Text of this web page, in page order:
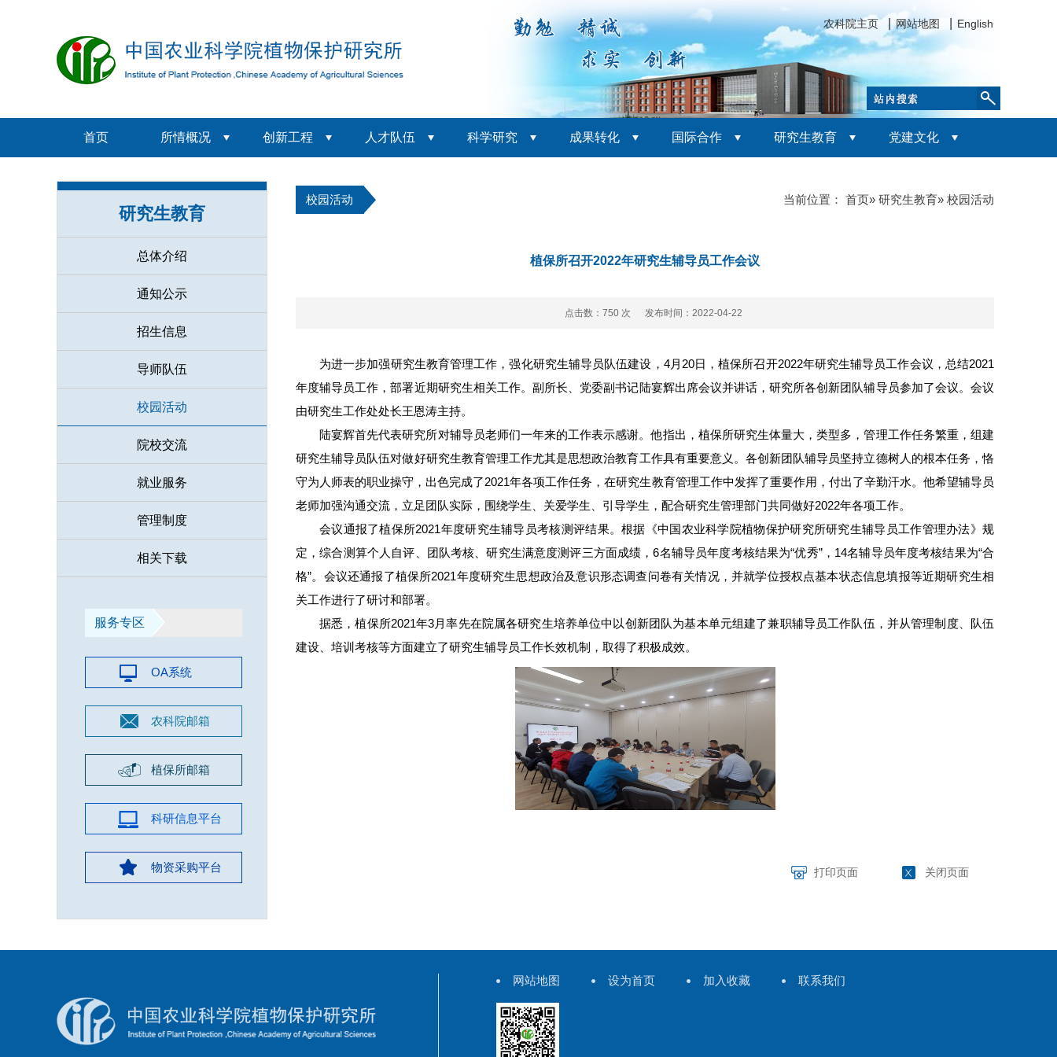
农科院主页 网站地图 English
首页 所情概况 创新工程 人才队伍 科学研究 成果转化 国际合作 研究生教育 党建文化
研究生教育
总体介绍
通知公示
招生信息
导师队伍
校园活动
院校交流
就业服务
管理制度
相关下载
服务专区
OA系统
农科院邮箱
植保所邮箱
科研信息平台
物资采购平台
校园活动 当前位置： 首页» 研究生教育» 校园活动
植保所召开2022年研究生辅导员工作会议
点击数： 750 次 发布时间：2022-04-22
为进一步加强研究生教育管理工作，强化研究生辅导员队伍建设，4月20日，植保所召开2022年研究生辅导员工作会议，总结2021
年度辅导员工作，部署近期研究生相关工作。副所长、党委副书记陆宴辉出席会议并讲话，研究所各创新团队辅导员参加了会议。会议
由研究生工作处处长王恩涛主持。
陆宴辉首先代表研究所对辅导员老师们一年来的工作表示感谢。他指出，植保所研究生体量大，类型多，管理工作任务繁重，组建
研究生辅导员队伍对做好研究生教育管理工作尤其是思想政治教育工作具有重要意义。各创新团队辅导员坚持立德树人的根本任务，恪
守为人师表的职业操守，出色完成了2021年各项工作任务，在研究生教育管理工作中发挥了重要作用，付出了辛勤汗水。他希望辅导员
老师加强沟通交流，立足团队实际，围绕学生、关爱学生、引导学生，配合研究生管理部门共同做好2022年各项工作。
会议通报了植保所2021年度研究生辅导员考核测评结果。根据《中国农业科学院植物保护研究所研究生辅导员工作管理办法》规
定，综合测算个人自评、团队考核、研究生满意度测评三方面成绩，6名辅导员年度考核结果为“优秀”，14名辅导员年度考核结果为“合
格”。会议还通报了植保所2021年度研究生思想政治及意识形态调查问卷有关情况，并就学位授权点基本状态信息填报等近期研究生相
关工作进行了研讨和部署。
据悉，植保所2021年3月率先在院属各研究生培养单位中以创新团队为基本单元组建了兼职辅导员工作队伍，并从管理制度、队伍
建设、培训考核等方面建立了研究生辅导员工作长效机制，取得了积极成效。
打印页面 关闭页面
网站地图 设为首页 加入收藏 联系我们